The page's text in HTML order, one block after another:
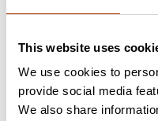
This website uses
We use cookies to
provide social media
We also share
Võtmesõnad